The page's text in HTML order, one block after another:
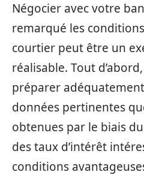
Négocier avec votre
remarqué les
courtier peut être un
réalisable. Tout
préparer
données pertinentes
obtenues par le biais
des taux d’intérêt
conditions